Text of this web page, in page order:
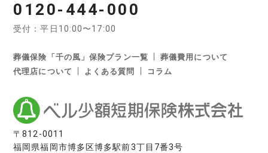
いいお墓-ペット霊園版 樹木葬なび
寺院墓地.com 優良墓石・石材店ガイド
お墓の引越し＆墓じまいくん
いい葬儀 いいお坊さん
日本最大級の仏壇仏具総合サイト「いい仏壇」
0120-444-000
受付：平日10:00〜17:00
葬儀保険「千の風」保険プラン一覧
葬儀費用について
代理店について
よくある質問 コラム
〒812-0011
福岡県福岡市博多区博多駅前3丁目7番3号